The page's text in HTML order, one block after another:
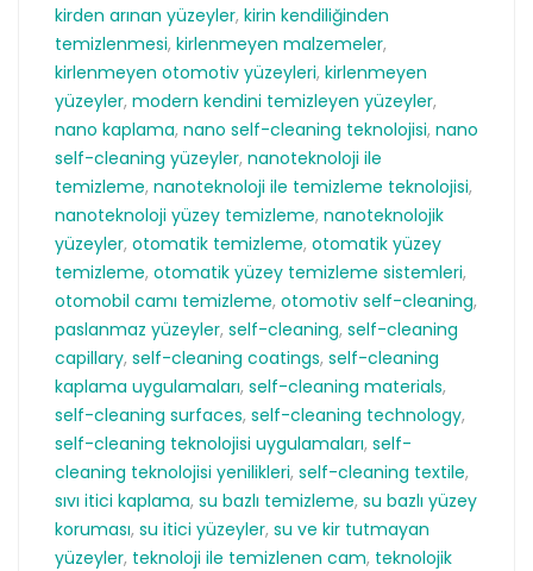
kirden arınan yüzeyler, kirin kendiliğinden
temizlenmesi, kirlenmeyen malzemeler,
kirlenmeyen otomotiv yüzeyleri, kirlenmeyen
yüzeyler, modern kendini temizleyen yüzeyler,
nano kaplama, nano self-cleaning teknolojisi, nano
self-cleaning yüzeyler, nanoteknoloji ile
temizleme, nanoteknoloji ile temizleme teknolojisi,
nanoteknoloji yüzey temizleme, nanoteknolojik
yüzeyler, otomatik temizleme, otomatik yüzey
temizleme, otomatik yüzey temizleme sistemleri,
otomobil camı temizleme, otomotiv self-cleaning,
paslanmaz yüzeyler, self-cleaning, self-cleaning
capillary, self-cleaning coatings, self-cleaning
kaplama uygulamaları, self-cleaning materials,
self-cleaning surfaces, self-cleaning technology,
self-cleaning teknolojisi uygulamaları, self-
cleaning teknolojisi yenilikleri, self-cleaning textile,
sıvı itici kaplama, su bazlı temizleme, su bazlı yüzey
koruması, su itici yüzeyler, su ve kir tutmayan
yüzeyler, teknoloji ile temizlenen cam, teknolojik